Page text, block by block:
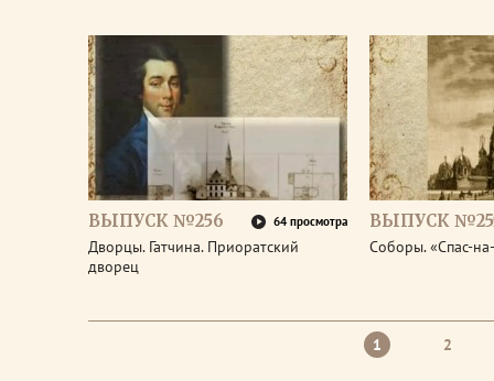
ВЫПУСК №256 64 просмотра
Дворцы. Гатчина. Приоратский
дворец
ВЫПУСК
Соборы. «Спас-
1 2